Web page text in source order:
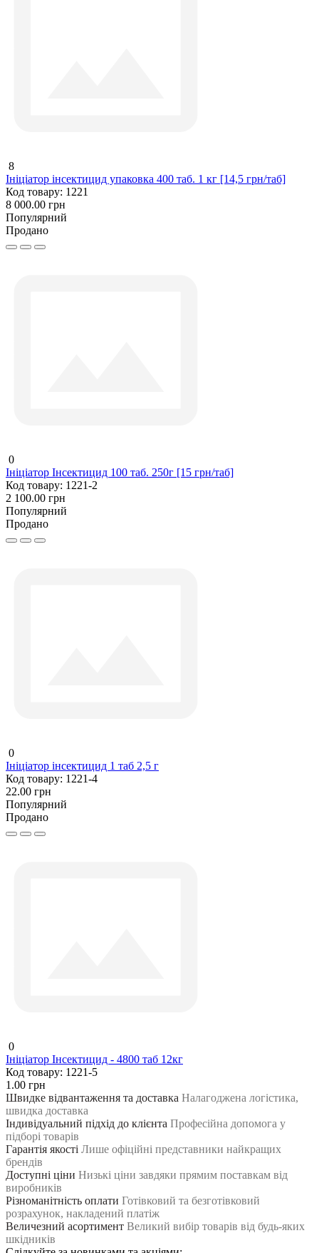
8
Ініціатор інсектицид упаковка 400 таб. 1 кг [14,5 грн/таб]
Код товару: 1221
8 000.00 грн
Популярний
Продано
0
Ініціатор Інсектицид 100 таб. 250г [15 грн/таб]
Код товару: 1221-2
2 100.00 грн
Популярний
Продано
0
Ініціатор інсектицид 1 таб 2,5 г
Код товару: 1221-4
22.00 грн
Популярний
Продано
0
Ініціатор Інсектицид - 4800 таб 12кг
Код товару: 1221-5
1.00 грн
Швидке відвантаження та доставка Налагоджена логістика,
швидка доставка
Індивідуальний підхід до клієнта Професійна допомога у
підборі товарів
Гарантія якості Лише офіційні представники найкращих
брендів
Доступні ціни Низькі ціни завдяки прямим поставкам від
виробників
Різноманітність оплати Готівковий та безготівковий
розрахунок, накладений платіж
Величезний асортимент Великий вибір товарів від будь-яких
шкідників